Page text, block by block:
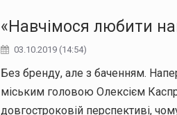
«Навчімося любити
03.10.2019 (14:54)
Без бренду, але з баченням.
міським головою Олексієм
довгостроковій перспективі,